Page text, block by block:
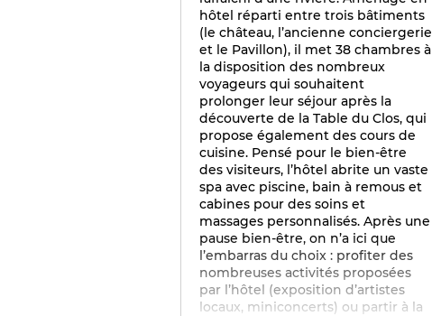
hôtel réparti entre trois bâtiments
(le château, l’ancienne conciergerie
et le Pavillon), il met 38 chambres à
la disposition des nombreux
voyageurs qui souhaitent
prolonger leur séjour après la
découverte de la Table du Clos, qui
propose également des cours de
cuisine. Pensé pour le bien-être
des visiteurs, l’hôtel abrite un vaste
spa avec piscine, bain à remous et
cabines pour des soins et
massages personnalisés. Après une
pause bien-être, on n’a ici que
l’embarras du choix : profiter des
nombreuses activités proposées
par l’hôtel (exposition d’artistes
locaux, miniconcerts) ou partir à la